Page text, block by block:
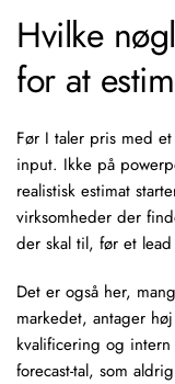
Hvilke
for at
Før I taler pris med
input. Ikke på
realistisk estimat
virksomheder der
der skal til, før et
Det er også her,
markedet, antager
kvalificering og intern
forecast-tal, som